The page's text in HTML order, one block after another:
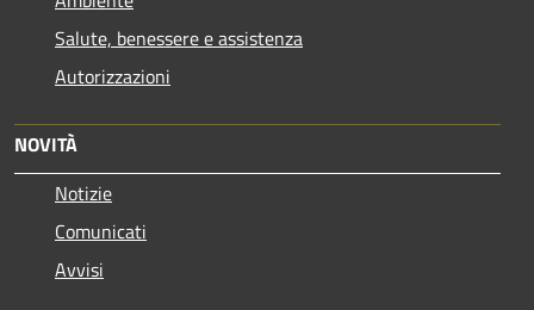
Salute, benessere e assistenza
Autorizzazioni
NOVITÀ
Notizie
Comunicati
Avvisi